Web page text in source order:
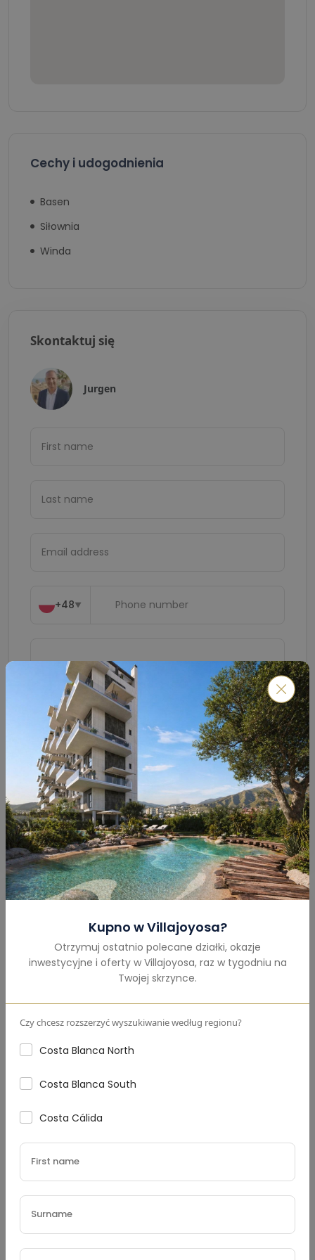
Kupno wVillajoyosa?
Otrzymuj ostatnio polecane działki, okazje
inwestycyjne i oferty w Villajoyosa, raz w tygodniu na
Twojej skrzynce.
Czy chcesz rozszerzyć wyszukiwanie według regionu?
Costa Blanca North
Costa Blanca South
Costa Cálida
Cechy i udogodnienia
Basen
Siłownia
Winda
Skontaktuj się
Jurgen
+48▼
Submit
Kwota całkowita(€)
Wkład własny(€)
Oprocentowanie